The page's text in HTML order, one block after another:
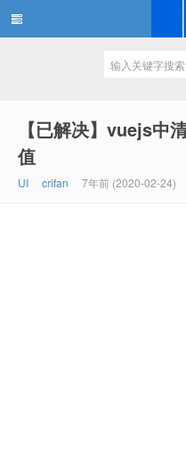
【已解决】vuejs
值
UI crifan 7年前 (2020-02-24)